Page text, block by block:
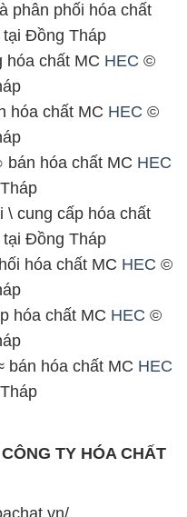
phân phối hóa chất
Đồng Tháp
chất MC HEC ©
hóa chất MC HEC ©
hóa chất MC HEC
cung cấp hóa chất
Đồng Tháp
hóa chất MC HEC ©
hóa chất MC HEC ©
bán hóa chất MC HEC
TY HÓA CHẤT